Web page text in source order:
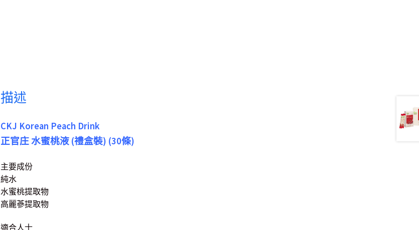
描述
CKJ Korean Peach Drink
正官庄 水蜜桃液 (禮盒裝) (30條)
主要成份
純水
水蜜桃提取物
高麗蔘提取物
適合人士